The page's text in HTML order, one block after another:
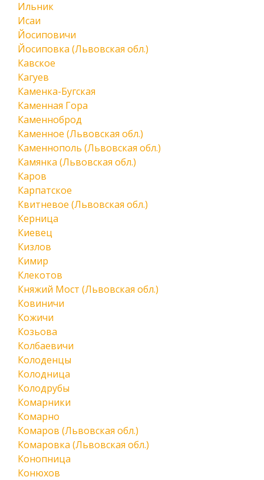
Ильник
Исаи
Йосиповичи
Йосиповка (Львовская обл.)
Кавское
Кагуев
Каменка-Бугская
Каменная Гора
Каменноброд
Каменное (Львовская обл.)
Каменнополь (Львовская обл.)
Камянка (Львовская обл.)
Каров
Карпатское
Квитневое (Львовская обл.)
Керница
Киевец
Кизлов
Кимир
Клекотов
Княжий Мост (Львовская обл.)
Ковиничи
Кожичи
Козьова
Колбаевичи
Колоденцы
Колодница
Колодрубы
Комарники
Комарно
Комаров (Львовская обл.)
Комаровка (Львовская обл.)
Конопница
Конюхов